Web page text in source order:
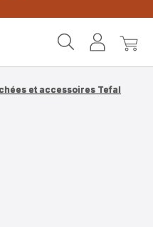
MonMon
et accessoires Tefal